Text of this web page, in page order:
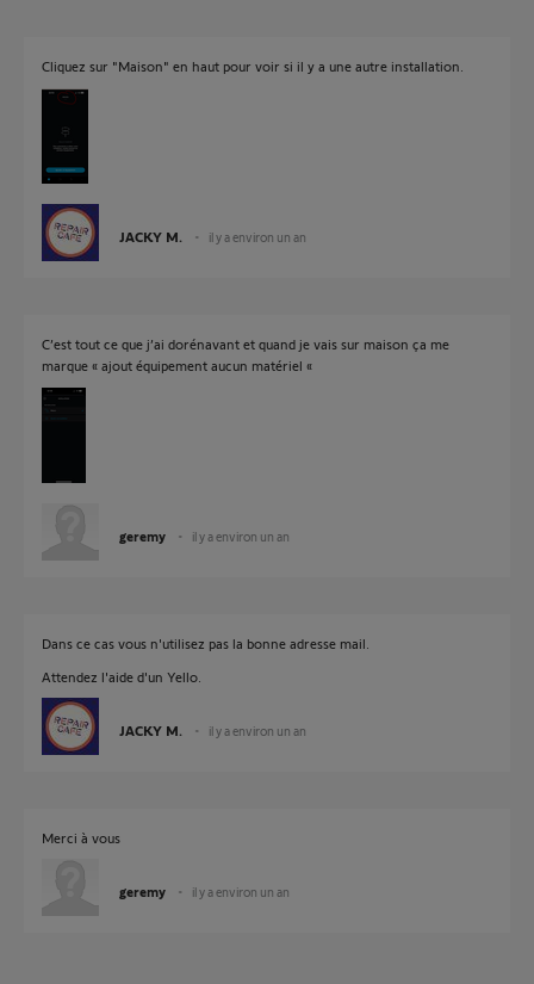
Cliquez sur "Maison" en haut pour voir si il y a une autre installation.
JACKY M. il y a environ un an
C’est tout ce que j’ai dorénavant et quand je vais sur maison ça me
marque « ajout équipement aucun matériel «
geremy il y a environ un an
Dans ce cas vous n'utilisez pas la bonne adresse mail.
Attendez l'aide d'un Yello.
JACKY M. il y a environ un an
Merci à vous
geremy il y a environ un an